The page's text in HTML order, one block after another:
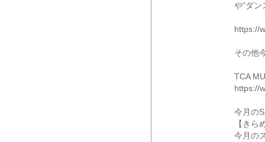
や“ダ
https://
その他
TCA
https://
今月の
【きら
今月の